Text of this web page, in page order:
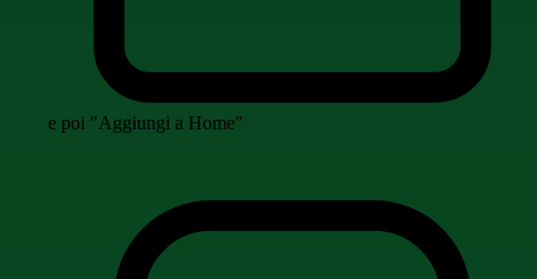
e poi "Aggiungi a Home"